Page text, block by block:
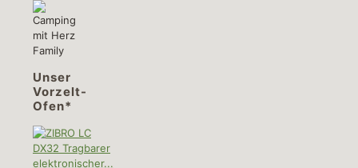
Unser
Vorzelt-
Ofen*